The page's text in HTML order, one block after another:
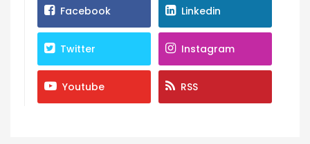
Facebook Linkedin
Twitter Instagram
Youtube RSS